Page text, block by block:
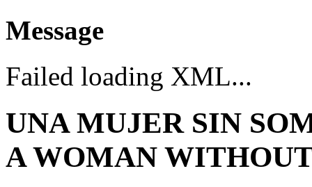
Message
Failed loading XML...
UNA MUJER SIN
A WOMAN